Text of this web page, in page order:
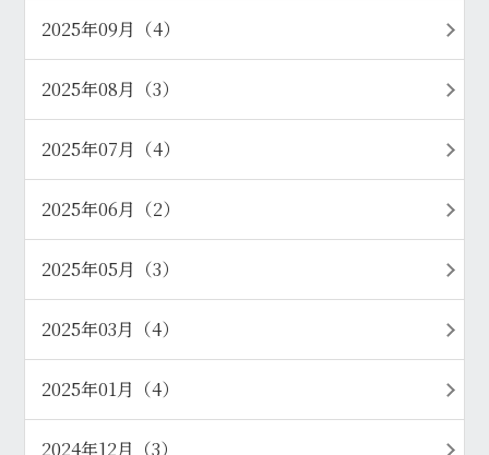
2025年09月（4）
2025年08月（3）
2025年07月（4）
2025年06月（2）
2025年05月（3）
2025年03月（4）
2025年01月（4）
2024年12月（3）